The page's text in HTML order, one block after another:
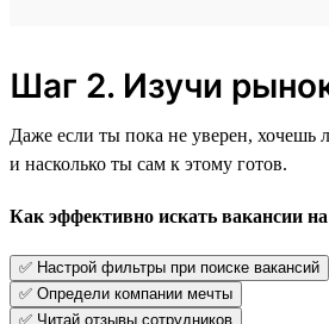
Шаг 2. Изучи
Даже если ты пока не уверен, хочешь
и насколько ты сам к этому готов.
Как эффективно искать вакансии
✅ Настрой фильтры при поиске вакансий
✅ Определи компании мечты
✅ Читай отзывы сотрудников